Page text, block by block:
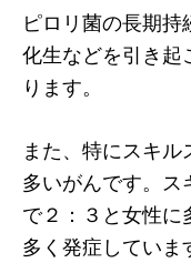
ピロリ菌の長期
化生などを引き起
ります。
また、特にスキ
多いがんです。ス
で２：３と女性に
多く発症していま